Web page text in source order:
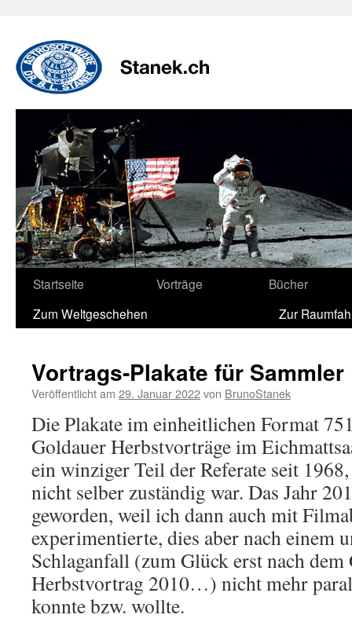
springen
Startseite Vorträge
Bücher
Zum Weltgeschehen
Zur
Vortrags-Plakate für Sammler
Veröffentlicht am 29. Januar 2022von BrunoStanek
Die Plakate im einheitlichen Format
Goldauer Herbstvorträge im
ein winziger Teil der Referate seit
nicht selber zuständig war. Das Jahr
geworden, weil ich dann auch mit
experimentierte, dies aber nach einem
Schlaganfall (zum Glück erst nach dem
Herbstvortrag 2010…) nicht mehr
konnte bzw. wollte.